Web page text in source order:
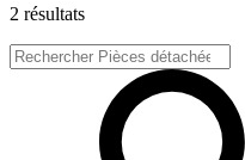
2 résultats